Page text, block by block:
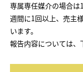
専属専任媒介の場合
週間に1回以上、売主
います。
報告内容については、